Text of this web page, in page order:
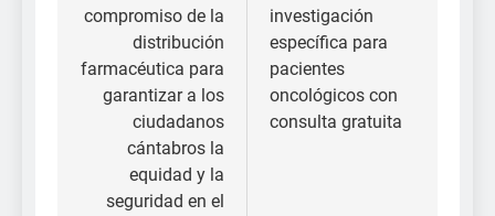
compromiso de la
distribución
farmacéutica para
garantizar a los
ciudadanos
cántabros la
equidad y la
seguridad en el
investigación
específica para
pacientes
oncológicos con
consulta gratuita